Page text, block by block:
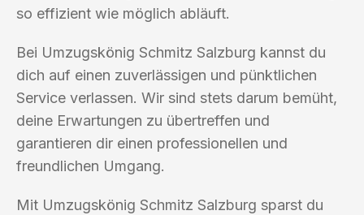
so effizient wie möglich abläuft.
Bei Umzugskönig Schmitz Salzburg kannst du
dich auf einen zuverlässigen und pünktlichen
Service verlassen. Wir sind stets darum bemüht,
deine Erwartungen zu übertreffen und
garantieren dir einen professionellen und
freundlichen Umgang.
Mit Umzugskönig Schmitz Salzburg sparst du